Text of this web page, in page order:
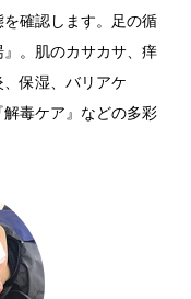
確認します。足の循
。肌のカサカサ、痒
保湿、バリアケ
毒ケア』などの多彩